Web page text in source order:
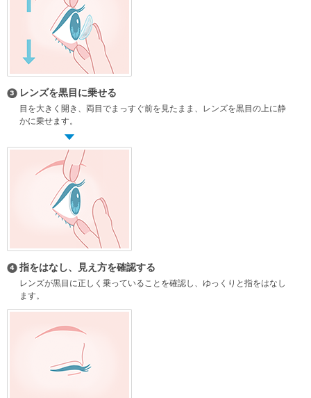
レンズを黒目に乗せる
目を大きく開き、両目でまっすぐ前を見たまま、レンズを黒目の上に静
かに乗せます。
指をはなし、見え方を確認する
レンズが黒目に正しく乗っていることを確認し、ゆっくりと指をはなし
ます。